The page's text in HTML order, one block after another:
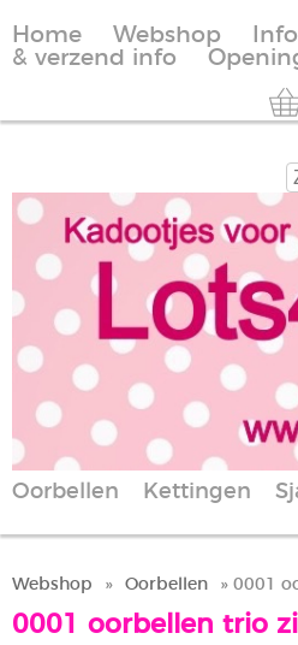
Home Webshop Info
& verzend info
Oorbellen Kettingen
Webshop » Oorbellen » 0001
0001 oorbellen trio